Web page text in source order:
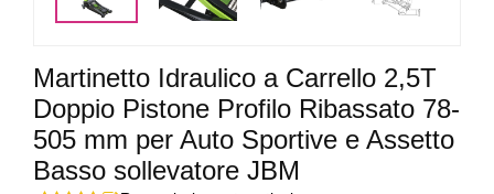
Martinetto Idraulico a Carrello 2,5T
Doppio Pistone Profilo Ribassato 78-
505 mm per Auto Sportive e Assetto
Basso sollevatore JBM